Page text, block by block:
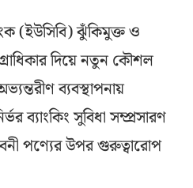
(ইউসিবি) ঝুঁকিমুক্ত ও
দিয়ে নতুন কৌশল
ব্যবস্থাপনায়
ব্যাংকিং সুবিধা সম্প্রসারণ
পণ্যের উপর গুরুত্বারোপ